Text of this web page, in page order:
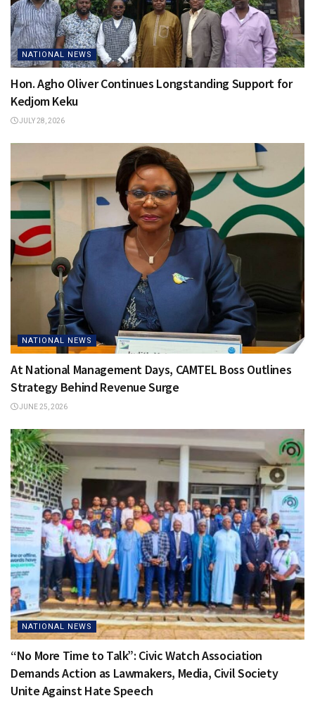
NATIONAL NEWS
Hon. Agho Oliver Continues Longstanding Support for
Kedjom Keku
JULY 28, 2026
NATIONAL NEWS
At National Management Days, CAMTEL Boss Outlines
Strategy Behind Revenue Surge
JUNE 25, 2026
NATIONAL NEWS
“No More Time to Talk”: Civic Watch Association
Demands Action as Lawmakers, Media, Civil Society
Unite Against Hate Speech